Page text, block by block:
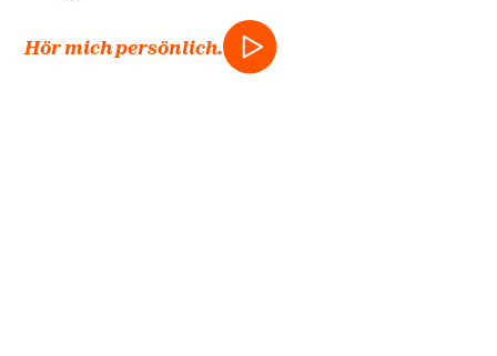
Hör mich persönlich.